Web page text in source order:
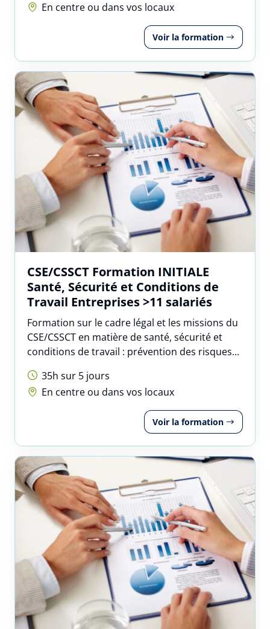
En centre ou dans vos locaux
Voir la formation
CSE/CSSCT Formation INITIALE
Santé, Sécurité et Conditions de
Travail Entreprises >11 salariés
Formation sur le cadre légal et les missions du
CSE/CSSCT en matière de santé, sécurité et
conditions de travail : prévention des risques...
35h sur 5 jours
En centre ou dans vos locaux
Voir la formation